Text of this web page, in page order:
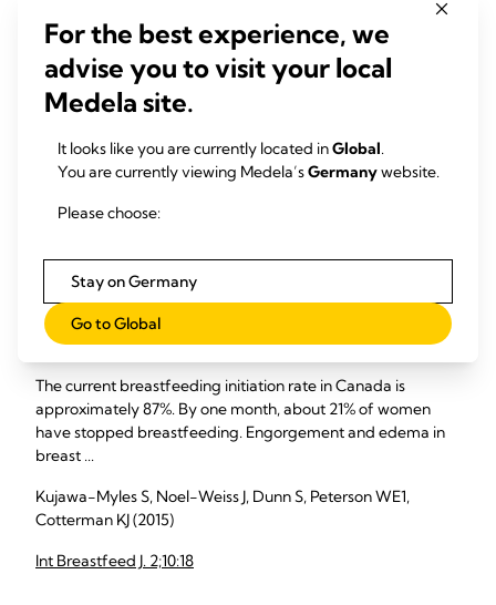
areola for easier latching during engorgement
Successful breastfeeding requires efficient milk transfer
through the nipple-areolar complex, which includes
subareolar tissue. Subareolar tissue resistance increases
excess ...
Maternal intravenous fluids and postpartum breast
changes: a pilot observational study
The current breastfeeding initiation rate in Canada is
approximately 87%. By one month, about 21% of women
have stopped breastfeeding. Engorgement and edema in
breast ...
Kujawa-Myles S, Noel-Weiss J, Dunn S, Peterson WE1,
Cotterman KJ (2015)
Int Breastfeed J. 2;10:18
For the best experience, we
advise you to visit your local
Medela site.
It looks like you are currently located inGlobal.
You are currently viewing Medela’sGermanywebsite.
Please choose:
Stay on Germany
Go to Global